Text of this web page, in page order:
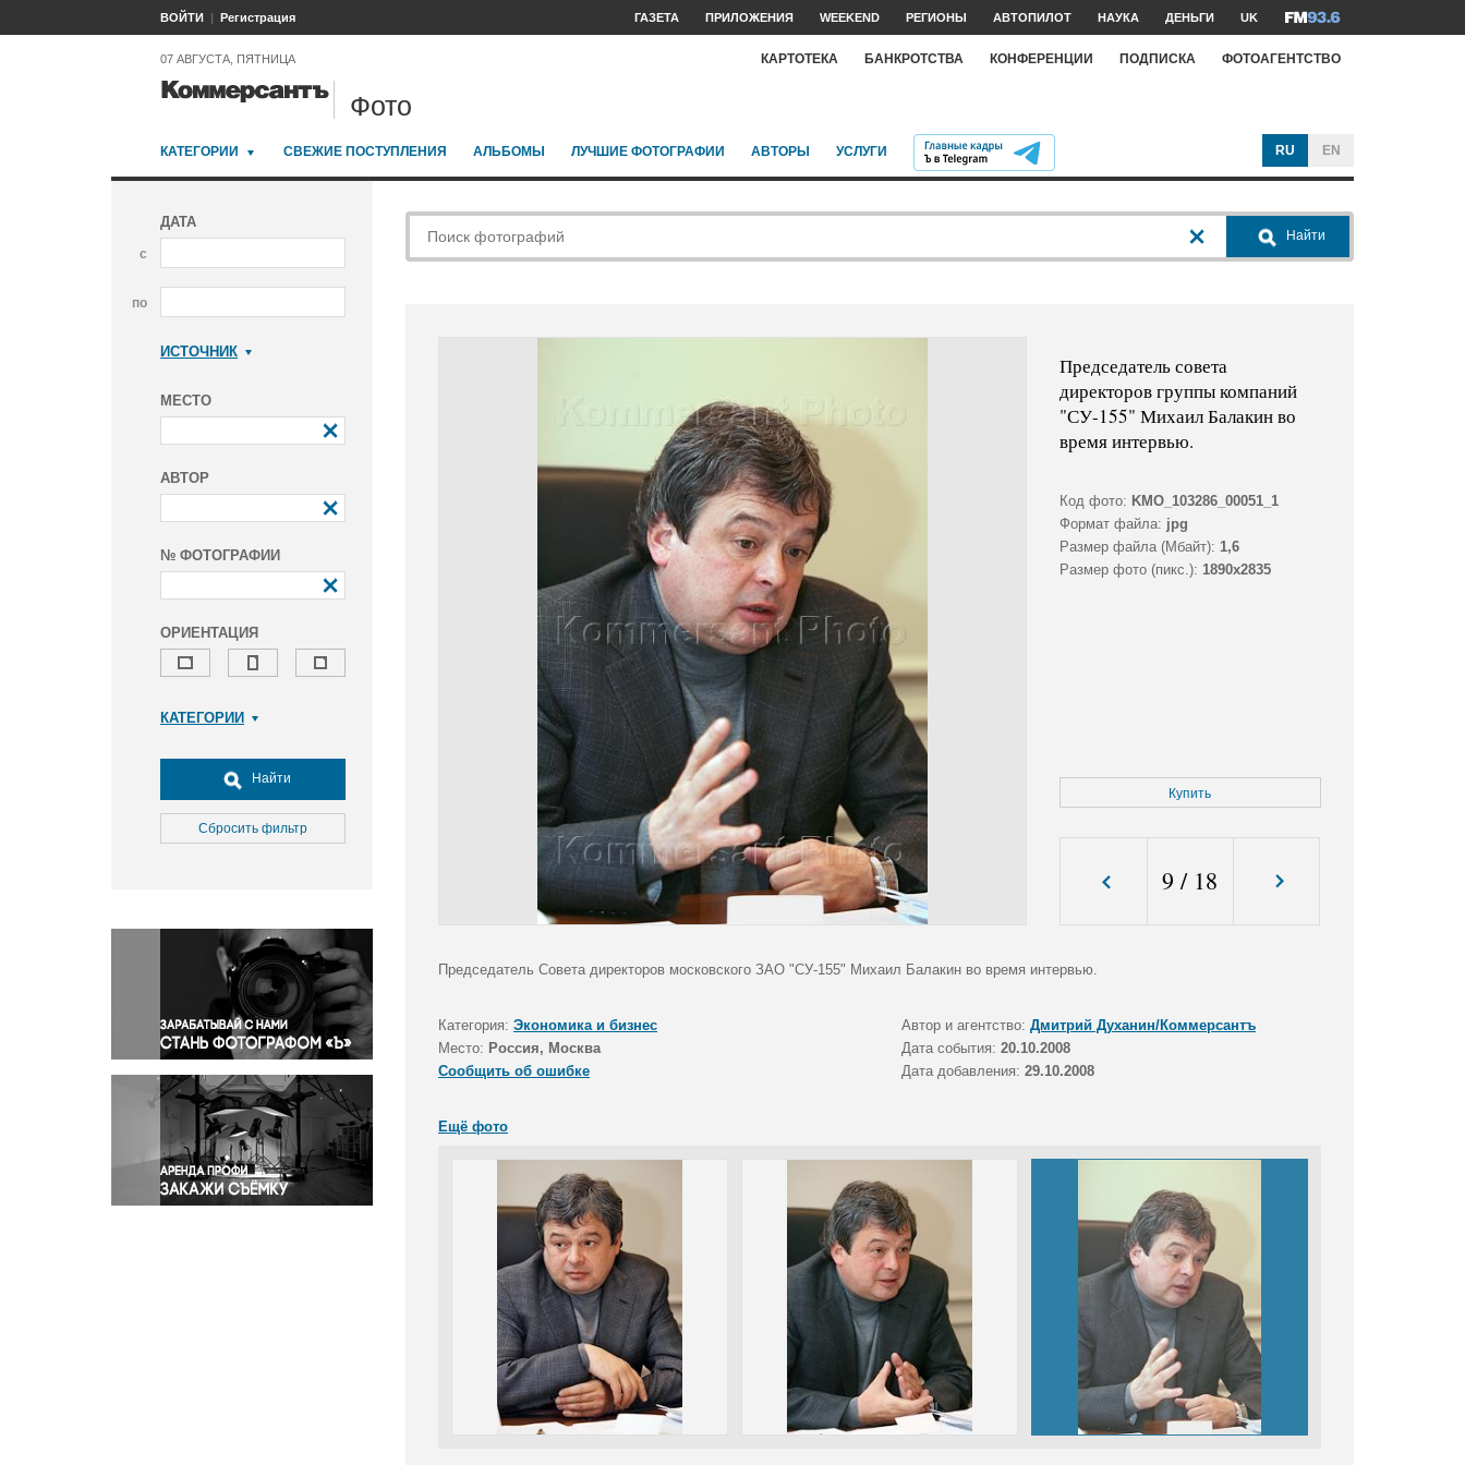
ВОЙТИ Регистрация ГАЗЕТА ПРИЛОЖЕНИЯ WEEKEND РЕГИОНЫ АВТОПИЛОТ НАУКА ДЕНЬГИ UK
07 АВГУСТА, ПЯТНИЦА КАРТОТЕКА БАНКРОТСТВА КОНФЕРЕНЦИИ ПОДПИСКА ФОТОАГЕНТСТВО
Фото
КАТЕГОРИИ СВЕЖИЕ ПОСТУПЛЕНИЯ АЛЬБОМЫ ЛУЧШИЕ ФОТОГРАФИИ АВТОРЫ УСЛУГИ RU EN
ДАТА
с
по
ИСТОЧНИК
МЕСТО
АВТОР
№ ФОТОГРАФИИ
ОРИЕНТАЦИЯ
КАТЕГОРИИ
Досуг, туризм и отдых
Культура
Медицина
Окружающая среда
Политика
Правосудие
Происшествия и конфликты
Религия
Светская жизнь
Спорт
Экология
Экономика и бизнес
Найти
Сбросить фильтр
Найти
Председатель совета
директоров группы компаний
"СУ-155" Михаил Балакин во
время интервью.
Код фото: KMO_103286_00051_1
Формат файла: jpg
Размер файла (Мбайт): 1,6
Размер фото (пикс.): 1890x2835
Купить
9 / 18
Председатель Совета директоров московского ЗАО "СУ-155" Михаил Балакин во время интервью.
Категория: Экономика и бизнес Автор и агентство: Дмитрий Духанин/Коммерсантъ
Место: Россия, Москва Дата события: 20.10.2008
Сообщить об ошибке
Дата добавления: 29.10.2008
Ещё фото